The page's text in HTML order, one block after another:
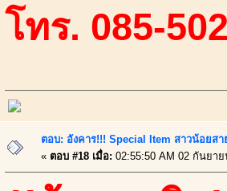
โทร. 085-
ตอบ: อังคาร!!! Special Item สาวน้อยส
« ตอบ #18 เมื่อ: 02:55:50 AM 02 กันยา